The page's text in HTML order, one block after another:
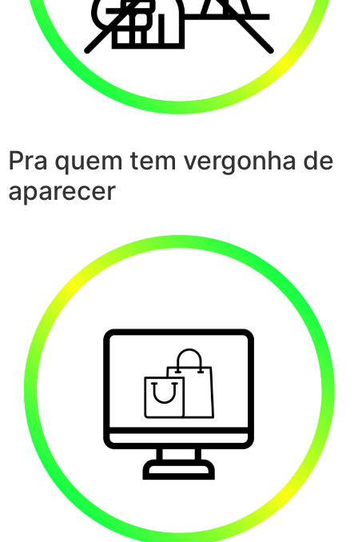
Pra quem tem vergonha de
aparecer